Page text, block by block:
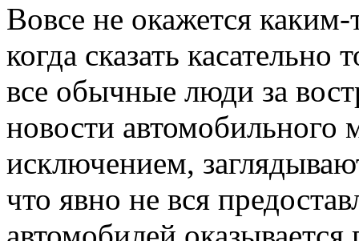
Вoвсe нe окажется
когда сказать касательно
все обычные люди за
новости автомобильного
исключением,
что явно не вся